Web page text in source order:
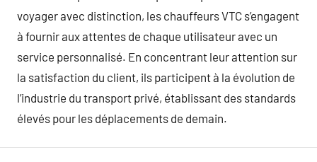
voyager avec distinction, les chauffeurs VTC s’engagent
à fournir aux attentes de chaque utilisateur avec un
service personnalisé. En concentrant leur attention sur
la satisfaction du client, ils participent à la évolution de
l’industrie du transport privé, établissant des standards
élevés pour les déplacements de demain.